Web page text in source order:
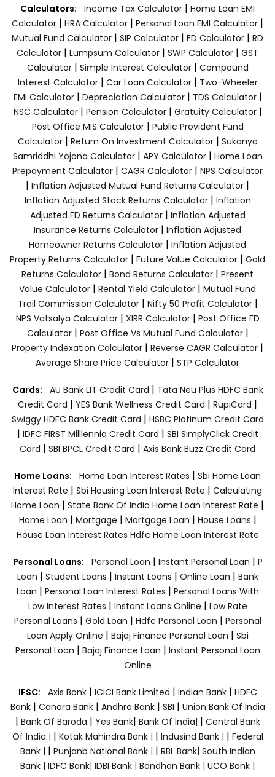
Calculators: Income Tax Calculator | Home Loan EMI
Calculator | HRA Calculator | Personal Loan EMI Calculator |
Mutual Fund Calculator | SIP Calculator | FD Calculator | RD
Calculator | Lumpsum Calculator | SWP Calculator | GST
Calculator| Simple Interest Calculator| Compound
Interest Calculator| Car Loan Calculator| Two-Wheeler
EMI Calculator| Depreciation Calculator| TDS Calculator|
NSC Calculator| Pension Calculator| Gratuity Calculator|
Post Office MIS Calculator| Public Provident Fund
Calculator| Return On Investment Calculator| Sukanya
Samriddhi Yojana Calculator| APY Calculator| Home Loan
Prepayment Calculator | CAGR Calculator | NPS Calculator
| Inflation Adjusted Mutual Fund Returns Calculator |
Inflation Adjusted Stock Returns Calculator| Inflation
Adjusted FD Returns Calculator| Inflation Adjusted
Insurance Returns Calculator | Inflation Adjusted
Homeowner Returns Calculator | Inflation Adjusted
Property Returns Calculator | Future Value Calculator | Gold
Returns Calculator | Bond Returns Calculator | Present
Value Calculator | Rental Yield Calculator | Mutual Fund
Trail Commission Calculator| Nifty 50 Profit Calculator|
NPS Vatsalya Calculator| XIRR Calculator| Post Office FD
Calculator| Post Office Vs Mutual Fund Calculator|
Property Indexation Calculator | Reverse CAGR Calculator |
Average Share Price Calculator | STP Calculator
Cards: AU Bank LIT Credit Card | Tata Neu Plus HDFC Bank
Credit Card | YES Bank Wellness Credit Card | RupiCard |
Swiggy HDFC Bank Credit Card | HSBC Platinum Credit Card
| IDFC FIRST Milllennia Credit Card | SBI SimplyClick Credit
Card | SBI BPCL Credit Card | Axis Bank Buzz Credit Card
Home Loans: Home Loan Interest Rates | Sbi Home Loan
Interest Rate | Sbi Housing Loan Interest Rate | Calculating
Home Loan | State Bank Of India Home Loan Interest Rate |
Home Loan | Mortgage | Mortgage Loan | House Loans |
House Loan Interest Rates Hdfc Home Loan Interest Rate
Personal Loans: Personal Loan | Instant Personal Loan | P
Loan | Student Loans | Instant Loans | Online Loan | Bank
Loan | Personal Loan Interest Rates | Personal Loans With
Low Interest Rates | Instant Loans Online | Low Rate
Personal Loans | Gold Loan | Hdfc Personal Loan | Personal
Loan Apply Online | Bajaj Finance Personal Loan | Sbi
Personal Loan | Bajaj Finance Loan | Instant Personal Loan
Online
IFSC: Axis Bank | ICICI Bank Limited | Indian Bank | HDFC
Bank| Canara Bank | Andhra Bank| SBI | Union Bank Of India
| Bank Of Baroda | Yes Bank| Bank Of India| | Central Bank
Of India | | Kotak Mahindra Bank | | Indusind Bank | | Federal
Bank | | Punjanb National Bank | | RBL Bank| South Indian
Bank | IDFC Bank| IDBI Bank | Bandhan Bank | UCO Bank |